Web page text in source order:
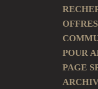
POUR
PAGE